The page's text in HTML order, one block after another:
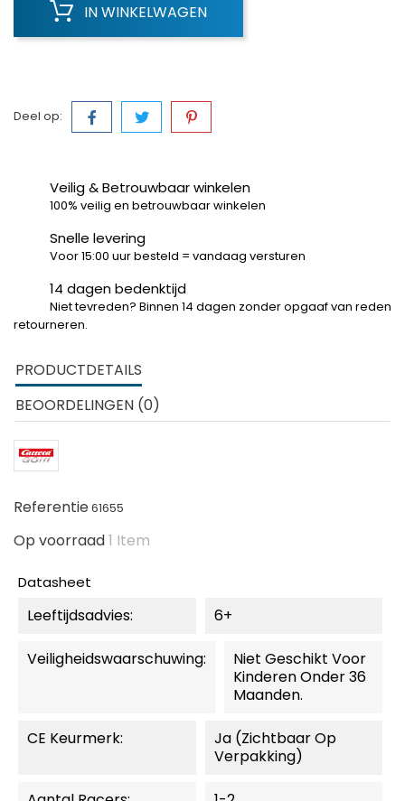
IN WINKELWAGEN
Deel op:
Veilig & Betrouwbaar winkelen
100% veilig en betrouwbaar winkelen
Snelle levering
Voor 15:00 uur besteld = vandaag versturen
14 dagen bedenktijd
Niet tevreden? Binnen 14 dagen zonder opgaaf van reden
retourneren.
PRODUCTDETAILS
BEOORDELINGEN (0)
Referentie61655
Op voorraad1 Item
Datasheet
Leeftijdsadvies: 6+
Veiligheidswaarschuwing:
Niet Geschikt Voor
Kinderen Onder 36
Maanden.
CE Keurmerk:
Ja (zichtbaar Op
Verpakking)